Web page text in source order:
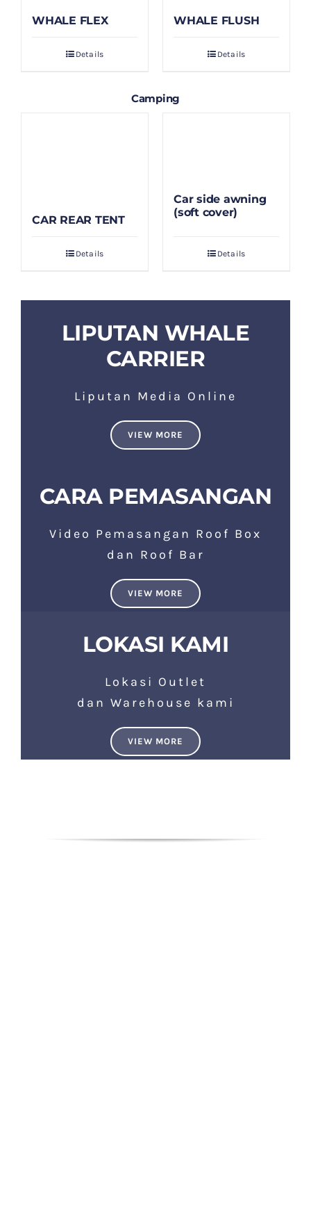
WHALE FLEX
Details
WHALE FLUSH
Details
Camping
CAR REAR TENT
Details
Car side awning
(soft cover)
Details
LIPUTAN WHALE
CARRIER
Liputan Media Online
VIEW MORE
CARA PEMASANGAN
Video Pemasangan Roof Box
dan Roof Bar
VIEW MORE
LOKASI KAMI
Lokasi Outlet
dan Warehouse kami
VIEW MORE